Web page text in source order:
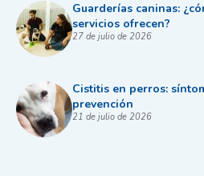
Guarderías caninas:
servicios ofrecen?
27 de julio de 2026
Cistitis en perros:
prevención
21 de julio de 2026